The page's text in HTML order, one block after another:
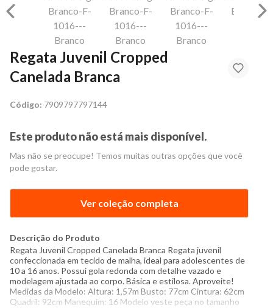
Regata Juvenil Cropped
Canelada Branca
Código: 7909797797144
Este produto não está mais disponível.
Mas não se preocupe! Temos muitas outras opções que você
pode gostar.
Ver coleção completa
Descrição do Produto
Regata Juvenil Cropped Canelada Branca Regata juvenil
confeccionada em tecido de malha, ideal para adolescentes de
10 a 16 anos. Possui gola redonda com detalhe vazado e
modelagem ajustada ao corpo. Básica e estilosa. Aproveite!
Medidas da Modelo: Altura: 1,57m Busto: 77cm Cintura: 62cm
Quadril: 92cm Manequim: 16 Modelo veste peça no tamanho